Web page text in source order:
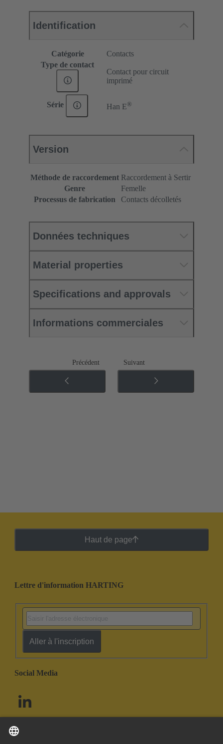
Identification
Catégorie
Contacts
Type de contact
Contact pour circuit
imprimé
Série Han E®
Version
Méthode de raccordement Raccordement à Sertir
Genre
Femelle
Processus de fabrication
Contacts décolletés
Données techniques
Material properties
Specifications and approvals
Informations commerciales
Précédent Suivant
Haut de page
Lettre d'information HARTING
Aller à l'inscription
Social Media